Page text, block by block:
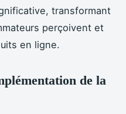
transformant
perçoivent et
en ligne.
de la